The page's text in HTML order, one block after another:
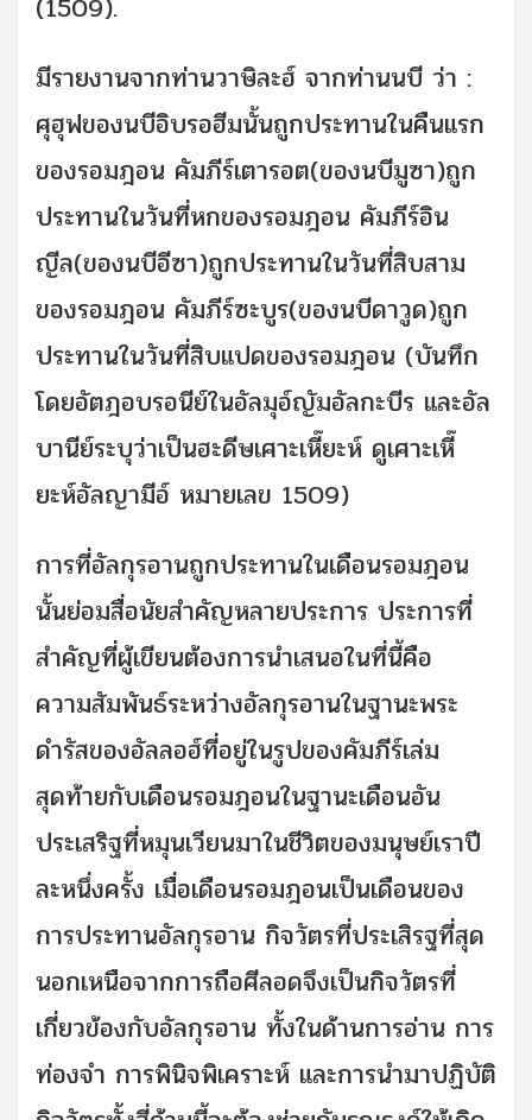
มีรายงานจากท่านวาษิละฮ์ จากท่านนบี ว่า :
ศุฮุฟของนบีอิบรอฮีมนั้นถูกประทานในคืนแรก
ของรอมฎอน คัมภีร์เตารอต(ของนบีมูซา)ถูก
ประทานในวันที่หกของรอมฎอน คัมภีร์อิน
ญีล(ของนบีอีซา)ถูกประทานในวันที่สิบสาม
ของรอมฎอน คัมภีร์ซะบูร(ของนบีดาวูด)ถูก
ประทานในวันที่สิบแปดของรอมฎอน (บันทึก
โดยอัตฎอบรอนีย์ในอัลมุอ์ญัมอัลกะบีร และอัล
บานีย์ระบุว่าเป็นฮะดีษเศาะเหี๊ยะห์ ดูเศาะเหี๊
ยะห์อัลญามีอ์ หมายเลข 1509)
การที่อัลกุรอานถูกประทานในเดือนรอมฎอน
นั้นย่อมสื่อนัยสำคัญหลายประการ ประการที่
สำคัญที่ผู้เขียนต้องการนำเสนอในที่นี้คือ
ความสัมพันธ์ระหว่างอัลกุรอานในฐานะพระ
ดำรัสของอัลลอฮ์ที่อยู่ในรูปของคัมภีร์เล่ม
สุดท้ายกับเดือนรอมฎอนในฐานะเดือนอัน
ประเสริฐที่หมุนเวียนมาในชีวิตของมนุษย์เราปี
ละหนึ่งครั้ง เมื่อเดือนรอมฎอนเป็นเดือนของ
การประทานอัลกุรอาน กิจวัตรที่ประเสิรฐที่สุด
นอกเหนือจากการถือศีลอดจึงเป็นกิจวัตรที่
เกี่ยวข้องกับอัลกุรอาน ทั้งในด้านการอ่าน การ
ท่องจำ การพินิจพิเคราะห์ และการนำมาปฏิบัติ